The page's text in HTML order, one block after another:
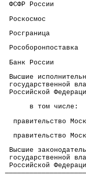
ФСФР России
Роскосмос
Росграница
Банк России
Высшие
государственной
Российской
      в том числе:
правительство
правительство
Высшие
государственной
Российской